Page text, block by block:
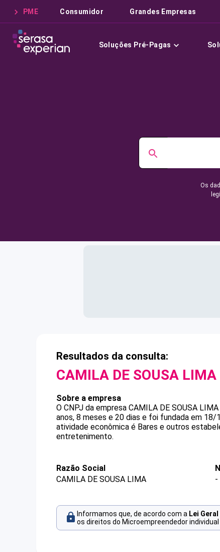
PME Consumidor Grandes Empresas
Soluções Pré-Pagas
Os
Resultados da consulta:
CAMILA DE SOUSA LIMA
Sobre a empresa
O CNPJ da empresa CAMILA DE SOUSA LIMA
anos, 8 meses e 20 dias e foi fundada em 18/
atividade econômica é Bares e outros
entretenimento.
Razão Social
CAMILA DE SOUSA LIMA
-
Informamos que, de acordo com a Lei
os direitos do Microempreendedor individual